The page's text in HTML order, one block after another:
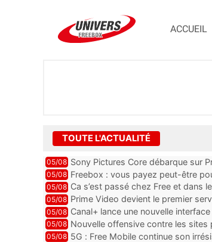
ACCUEIL
TOUTE L'ACTUALITÉ
05/08 Sony Pictures Core débarque sur
05/08 Freebox : vous payez peut-être
abonnements TV oubliés
05/08 Ca s’est passé chez Free et dans
pointe le bout de...
05/08 Prime Video devient le premier
ce lancement
05/08 Canal+ lance une nouvelle
05/08 Nouvelle offensive contre les
par Orange, Free, SF...
05/08 5G : Free Mobile continue son